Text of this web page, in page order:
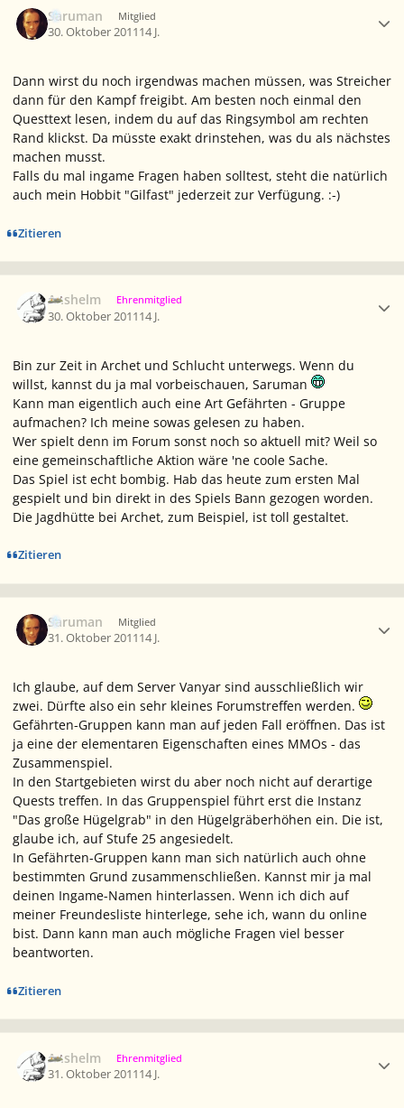
Saruman Mitglied
30. Oktober 201114 J.
Dann wirst du noch irgendwas machen müssen, was Streicher
dann für den Kampf freigibt. Am besten noch einmal den
Questtext lesen, indem du auf das Ringsymbol am rechten
Rand klickst. Da müsste exakt drinstehen, was du als nächstes
machen musst.
Falls du mal ingame Fragen haben solltest, steht die natürlich
auch mein Hobbit "Gilfast" jederzeit zur Verfügung. :-)
Zitieren
Anshelm Ehrenmitglied
30. Oktober 201114 J.
Bin zur Zeit in Archet und Schlucht unterwegs. Wenn du
willst, kannst du ja mal vorbeischauen, Saruman
Kann man eigentlich auch eine Art Gefährten - Gruppe
aufmachen? Ich meine sowas gelesen zu haben.
Wer spielt denn im Forum sonst noch so aktuell mit? Weil so
eine gemeinschaftliche Aktion wäre 'ne coole Sache.
Das Spiel ist echt bombig. Hab das heute zum ersten Mal
gespielt und bin direkt in des Spiels Bann gezogen worden.
Die Jagdhütte bei Archet, zum Beispiel, ist toll gestaltet.
Zitieren
Saruman Mitglied
31. Oktober 201114 J.
Ich glaube, auf dem Server Vanyar sind ausschließlich wir
zwei. Dürfte also ein sehr kleines Forumstreffen werden.
Gefährten-Gruppen kann man auf jeden Fall eröffnen. Das ist
ja eine der elementaren Eigenschaften eines MMOs - das
Zusammenspiel.
In den Startgebieten wirst du aber noch nicht auf derartige
Quests treffen. In das Gruppenspiel führt erst die Instanz
"Das große Hügelgrab" in den Hügelgräberhöhen ein. Die ist,
glaube ich, auf Stufe 25 angesiedelt.
In Gefährten-Gruppen kann man sich natürlich auch ohne
bestimmten Grund zusammenschließen. Kannst mir ja mal
deinen Ingame-Namen hinterlassen. Wenn ich dich auf
meiner Freundesliste hinterlege, sehe ich, wann du online
bist. Dann kann man auch mögliche Fragen viel besser
beantworten.
Zitieren
Anshelm Ehrenmitglied
31. Oktober 201114 J.